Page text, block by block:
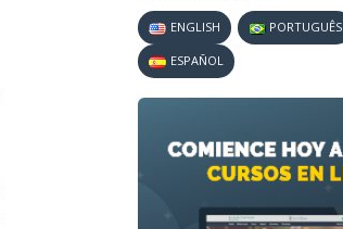
ENGLISH PORTUGUÊS
ESPAÑOL